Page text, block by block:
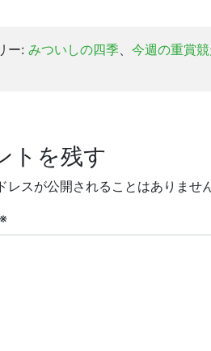
ー: みついしの四季
今週の重賞
トを残す
レスが公開されることはありませ
※